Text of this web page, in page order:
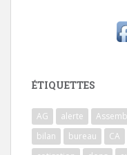
ÉTIQUETTES
AG alerte
bilan
bureau CA